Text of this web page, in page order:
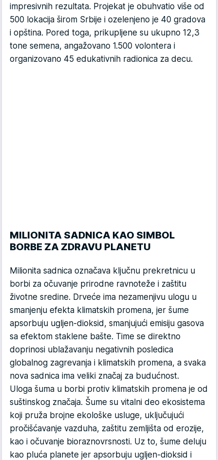
impresivnih rezultata. Projekat je obuhvatio više od
500 lokacija širom Srbije i ozelenjeno je 40 gradova
i opština. Pored toga, prikupljene su ukupno 12,3
tone semena, angažovano 1.500 volontera i
organizovano 45 edukativnih radionica za decu.
MILIONITA SADNICA KAO SIMBOL
BORBE ZA ZDRAVU PLANETU
Milionita sadnica označava ključnu prekretnicu u
borbi za očuvanje prirodne ravnoteže i zaštitu
životne sredine. Drveće ima nezamenjivu ulogu u
smanjenju efekta klimatskih promena, jer šume
apsorbuju ugljen-dioksid, smanjujući emisiju gasova
sa efektom staklene bašte. Time se direktno
doprinosi ublažavanju negativnih posledica
globalnog zagrevanja i klimatskih promena, a svaka
nova sadnica ima veliki značaj za budućnost.
Uloga šuma u borbi protiv klimatskih promena je od
suštinskog značaja. Šume su vitalni deo ekosistema
koji pruža brojne ekološke usluge, uključujući
pročišćavanje vazduha, zaštitu zemljišta od erozije,
kao i očuvanje bioraznovrsnosti. Uz to, šume deluju
kao pluća planete jer apsorbuju ugljen-dioksid i